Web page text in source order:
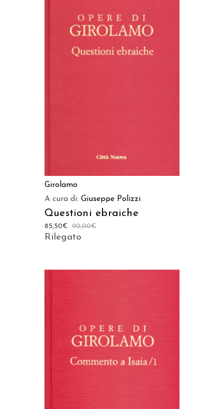
Girolamo
A cura di: Giuseppe Polizzi
Questioni ebraiche
90,00€
85,50€
Rilegato